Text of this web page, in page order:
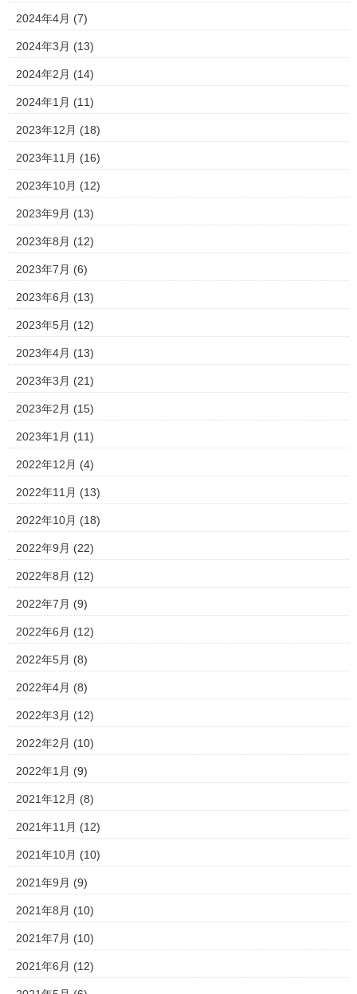
2024年4月 (7)
2024年3月 (13)
2024年2月 (14)
2024年1月 (11)
2023年12月 (18)
2023年11月 (16)
2023年10月 (12)
2023年9月 (13)
2023年8月 (12)
2023年7月 (6)
2023年6月 (13)
2023年5月 (12)
2023年4月 (13)
2023年3月 (21)
2023年2月 (15)
2023年1月 (11)
2022年12月 (4)
2022年11月 (13)
2022年10月 (18)
2022年9月 (22)
2022年8月 (12)
2022年7月 (9)
2022年6月 (12)
2022年5月 (8)
2022年4月 (8)
2022年3月 (12)
2022年2月 (10)
2022年1月 (9)
2021年12月 (8)
2021年11月 (12)
2021年10月 (10)
2021年9月 (9)
2021年8月 (10)
2021年7月 (10)
2021年6月 (12)